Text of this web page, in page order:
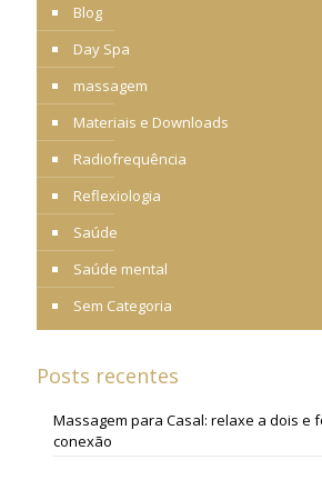
Blog
Day Spa
massagem
Materiais e Downloads
Radiofrequência
Reflexiologia
Saúde
Saúde mental
Sem Categoria
Posts recentes
Massagem para Casal: relaxe a dois e
conexão